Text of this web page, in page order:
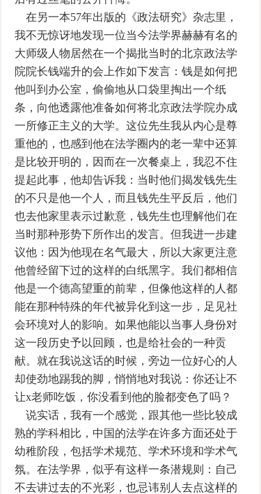
在另一本57年出版的《政法研究》杂志里，
我不无惊讶地发现一位当今法学界赫赫有名的
大师级人物居然在一个揭批当时的北京政法学
院院长钱端升的会上作如下发言：钱是如何把
他叫到办公室，偷偷地从口袋里掏出一个纸
条，向他透露他准备如何将北京政法学院办成
一所修正主义的大学。这位先生我从内心是尊
重他的，也感到他在法学圈内的老一辈中还算
是比较开明的，因而在一次餐桌上，我忍不住
提起此事，他却告诉我：当时他们揭发钱先生
的不只是他一个人，而且钱先生平反后，他们
也去他家里表示过歉意，钱先生也理解他们在
当时那种形势下所作出的发言。但我进一步建
议他：因为他现在名气最大，所以大家更注意
他曾经留下过的这样的白纸黑字。我们都相信
他是一个德高望重的前辈，但像他这样的人都
能在那种特殊的年代被异化到这一步，足见社
会环境对人的影响。如果他能以当事人身份对
这一段历史予以回顾，也是给社会的一种贡
献。就在我说这话的时候，旁边一位好心的人
却使劲地踢我的脚，悄悄地对我说：你还让不
让x老师吃饭，你没看到他的脸都变色了吗？
说实话，我有一个感觉，跟其他一些比较成
熟的学科相比，中国的法学在许多方面还处于
幼稚阶段，包括学术规范、学术环境和学术气
氛。在法学界，似乎有这样一条潜规则：自己
不去讲过去的不光彩，也忌讳别人去点这样的